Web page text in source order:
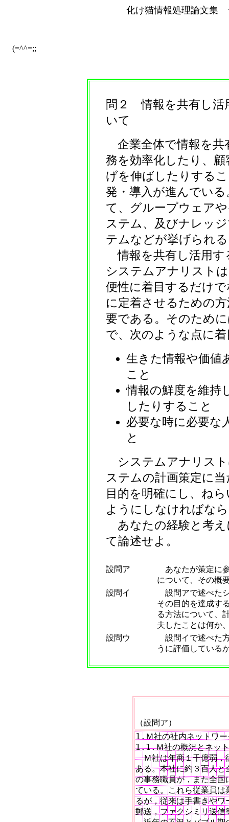
化け猫情報処理論文集
(=^^=;;
問２ 情報を共有し活
いて
企業全体で情報を共
務を効率化したり、
げを伸ばしたりする
発・導入が進んでい
て、グループウェア
ステム、及びナレッ
テムなどが挙げられ
情報を共有し活用す
システムアナリスト
便性に着目するだけ
に定着させるための
要である。そのため
で、次のような点に
生きた情報や価値
こと
情報の鮮度を維持
したりすること
必要な時に必要な
と
システムアナリスト
ステムの計画策定に
目的を明確にし、ね
ようにしなければな
あなたの経験と考え
て論述せよ。
設問ア
あなたが策定に
について、その概
設問イ
設問アで述べた
その目的を達成す
る方法について、
夫したことは何か
設問ウ
設問イで述べた
うに評価している
（設問ア）
1.Ｍ社の社内ネットワ
1.1.Ｍ社の概況とネッ
Ｍ社は年商１千億弱，
ある。本社に約３百人
の事務職員が，また全
ている。これら従業員
るが，従来は手書きや
郵送，ファクシミリ送